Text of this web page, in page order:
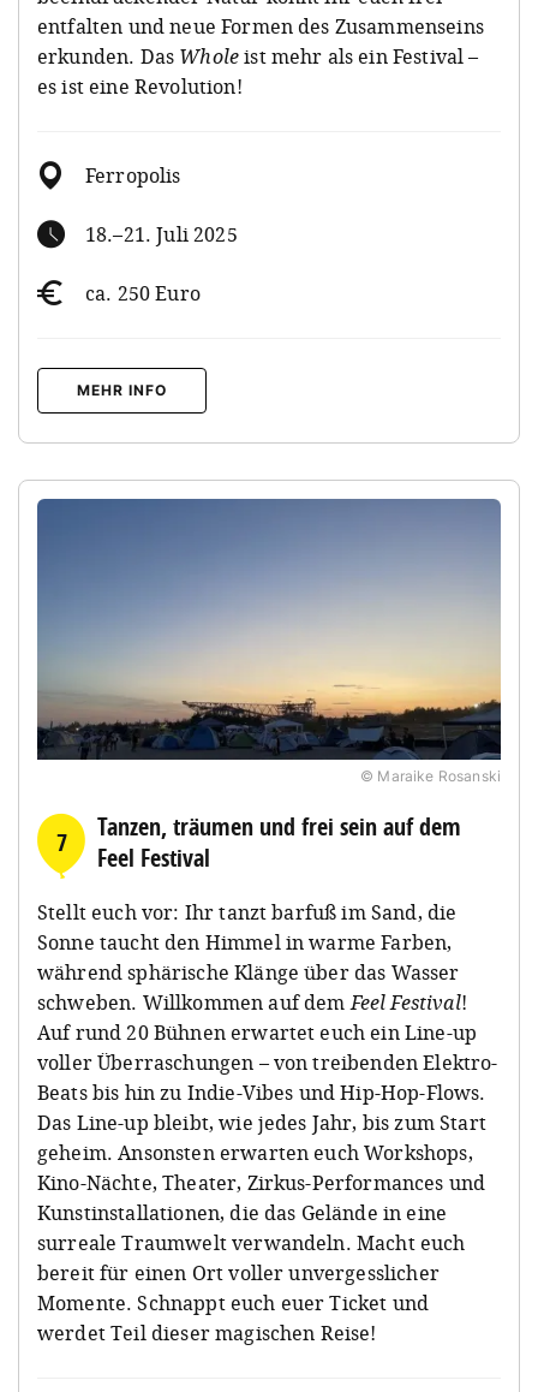
entfalten und neue Formen des Zusammenseins
erkunden. Das Wholeist mehr als ein Festival –
es ist eine Revolution!
Ferropolis
18.–21. Juli 2025
ca. 250 Euro
MEHR INFO
© Maraike Rosanski
7
Tanzen, träumen und frei sein auf dem
Feel Festival
Stellt euch vor: Ihr tanzt barfuß im Sand, die
Sonne taucht den Himmel in warme Farben,
während sphärische Klänge über das Wasser
schweben. Willkommen auf demFeel Festival!
Auf rund 20 Bühnen erwartet euch ein Line-up
voller Überraschungen – von treibenden Elektro-
Beats bis hin zu Indie-Vibes und Hip-Hop-Flows.
Das Line-up bleibt, wie jedes Jahr, bis zum Start
geheim. Ansonsten erwarten euch Workshops,
Kino-Nächte, Theater, Zirkus-Performances und
Kunstinstallationen, die das Gelände in eine
surreale Traumwelt verwandeln. Macht euch
bereit für einen Ort voller unvergesslicher
Momente. Schnappt euch euer Ticket und
werdet Teil dieser magischen Reise!